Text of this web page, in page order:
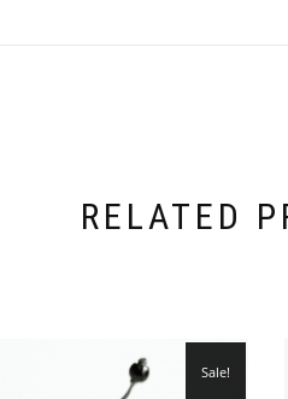
RELATED
Sale!